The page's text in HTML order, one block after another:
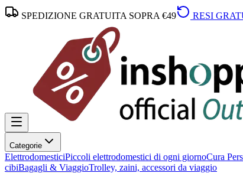
SPEDIZIONE GRATUITA SOPRA €49 RESI
Categorie
ElettrodomesticiPiccoli elettrodomestici di ogni giornoCura
cibiBagagli & ViaggioTrolley, zaini, accessori da viaggio